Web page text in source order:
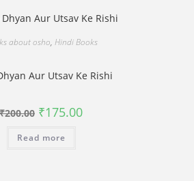
about osho, Hindi Books
Aur Utsav Ke Rishi
₹200.00 Original
price
₹200.00.
₹175.00Current
Read more